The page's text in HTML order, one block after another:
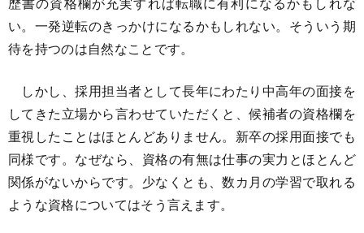
い。一発逆転のきっかけになるかもしれない。そういう期
待を持つのは自然なことです。
しかし、採用担当者として長年にわたり中高年の面接を
してきた立場から言わせていただくと、候補者の資格欄を
重視したことはほとんどありません。新卒の採用面接でも
同様です。なぜなら、資格の有無は仕事の実力とほとんど
関係がないからです。少なくとも、数カ月の学習で取れる
ような資格についてはそう言えます。